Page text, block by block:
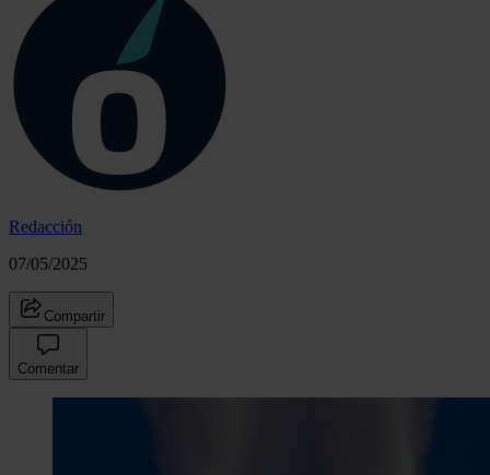
Redacción
07/05/2025
Compartir
Comentar